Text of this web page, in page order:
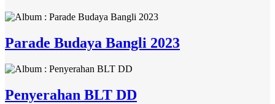
Parade Budaya Bangli 2023
Penyerahan BLT DD